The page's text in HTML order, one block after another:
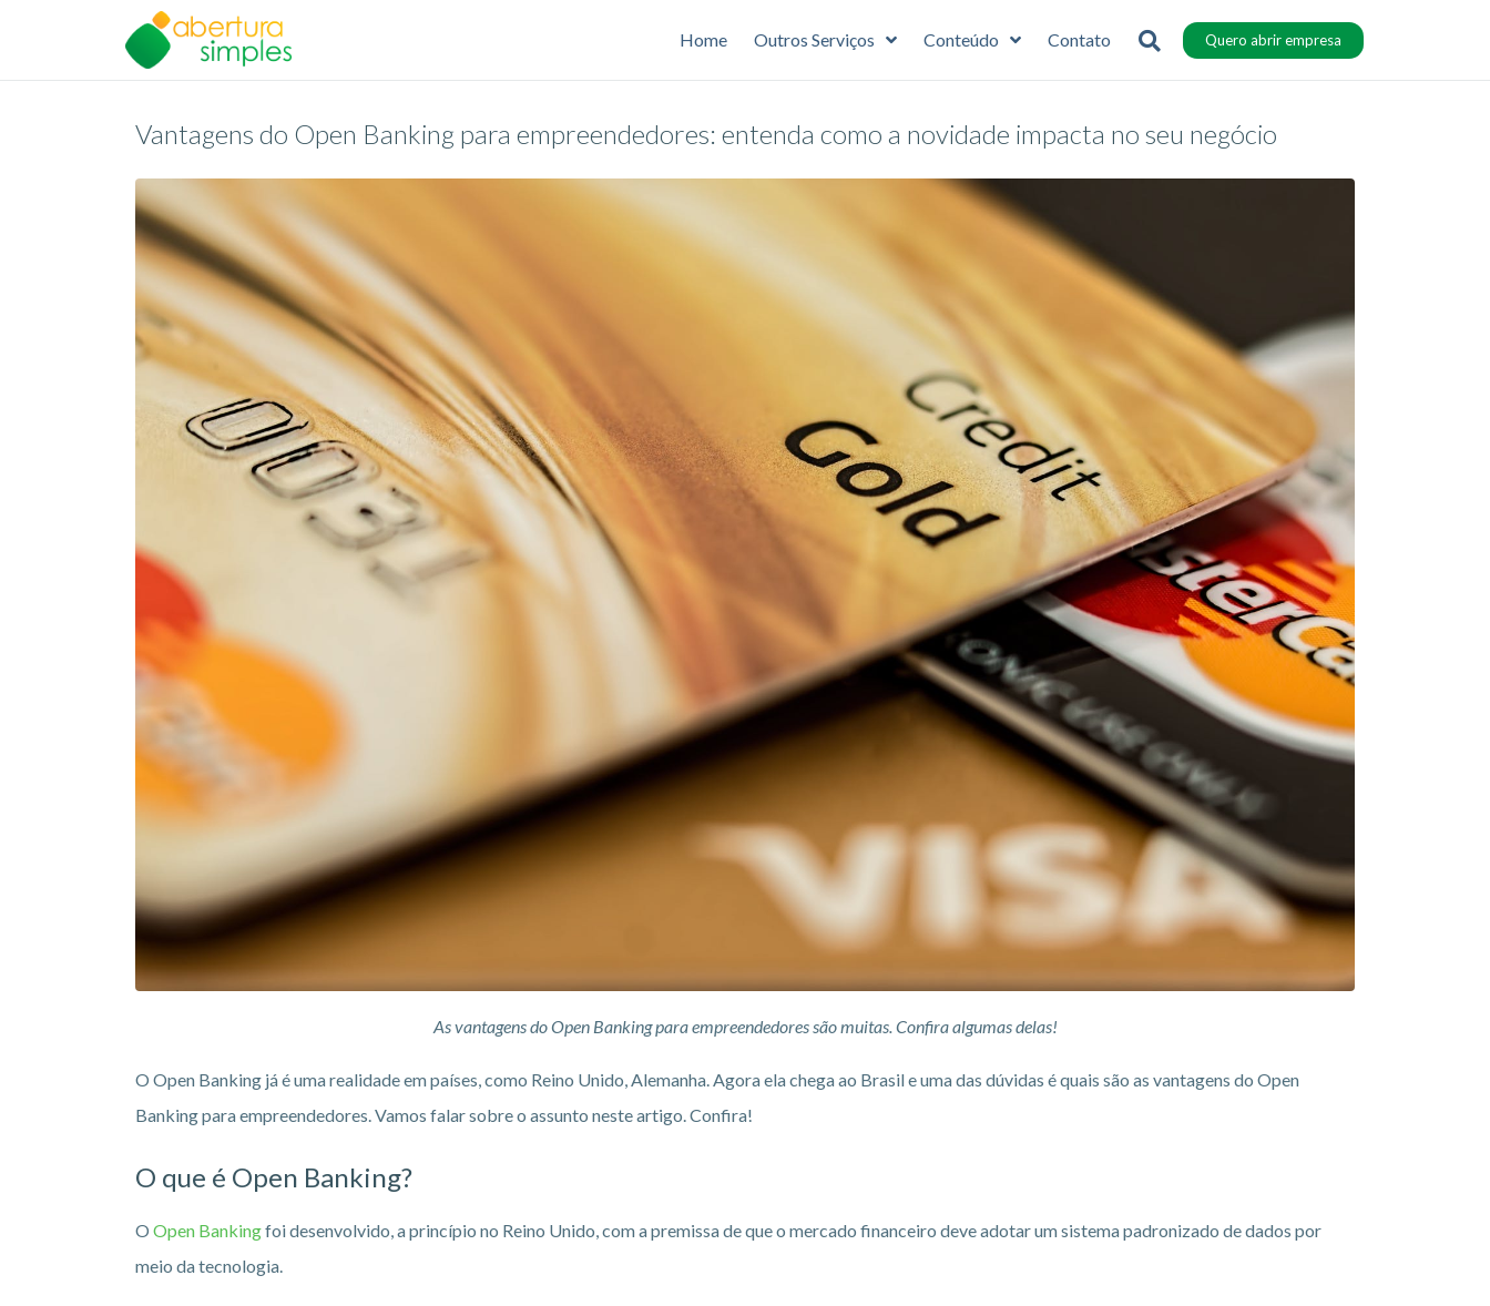
Home Outros Serviços Conteúdo Contato Quero abrir empresa
Vantagens do Open Banking para empreendedores: entenda como a novidade impacta no seu negócio
As vantagens do Open Banking para empreendedores são muitas. Confira algumas delas!
O Open Banking já é uma realidade em países, como Reino Unido, Alemanha. Agora ela chega ao Brasil e uma das dúvidas é quais são as vantagens do Open
Banking para empreendedores. Vamos falar sobre o assunto neste artigo. Confira!
O que é Open Banking?
O Open Bankingfoi desenvolvido, a princípio no Reino Unido, com a premissa de que o mercado financeiro deve adotar um sistema padronizado de dados por
meio da tecnologia.